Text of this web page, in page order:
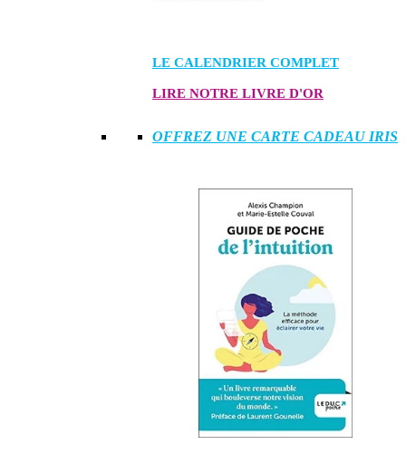
LE CALENDRIER COMPLET
LIRE NOTRE LIVRE D'OR
OFFREZ UNE CARTE CADEAU IRIS